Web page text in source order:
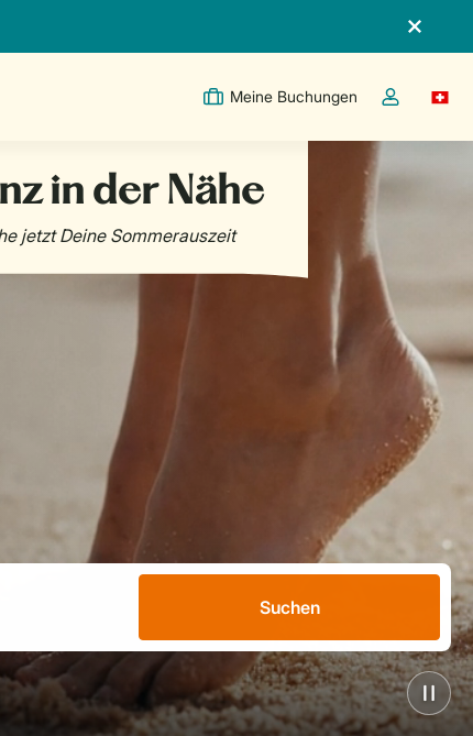
Meine Buchungen
Dropdown-
Suchen